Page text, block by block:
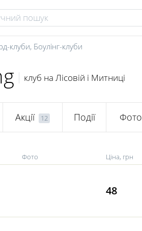
клуби, Боулінг-клуби
клуб на Лісовій і Митниці
Акції 12 Події Фото
Фото Ціна, грн
48